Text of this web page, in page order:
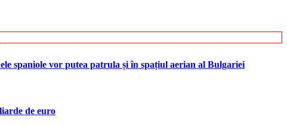
spaniole vor putea patrula și în spațiul aerian al Bulgariei
de euro